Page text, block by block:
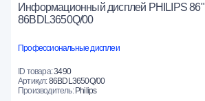
Информационный дисплей PHILIPS 86"
86BDL3650Q/00
Профессиональные дисплеи
ID товара:3490
Артикул:86BDL3650Q/00
Производитель:Philips